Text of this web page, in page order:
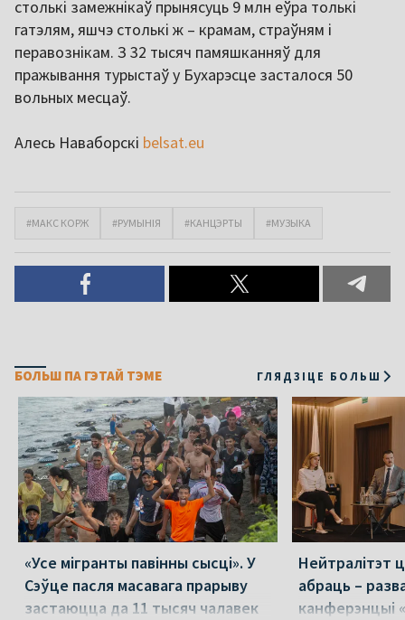
столькі замежнікаў прынясуць 9 млн еўра толькі
гатэлям, яшчэ столькі ж – крамам, страўням і
перавознікам. З 32 тысяч памяшканняў для
пражывання турыстаў у Бухарэсце засталося 50
вольных месцаў.
Алесь Наваборскі belsat.eu
#МАКС КОРЖ #РУМЫНІЯ #КАНЦЭРТЫ #МУЗЫКА
БОЛЬШ ПА ГЭТАЙ ТЭМЕ ГЛЯДЗІЦЕ БОЛЬШ
«Усе мігранты павінны сысці». У
Сэўце пасля масавага прарыву
застаюцца да 11 тысяч чалавек
Нейтралітэт
абраць –
канферэнцыі